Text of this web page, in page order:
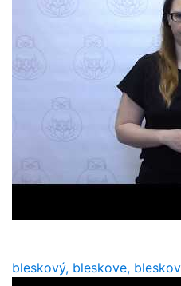
bleskový, bleskove,